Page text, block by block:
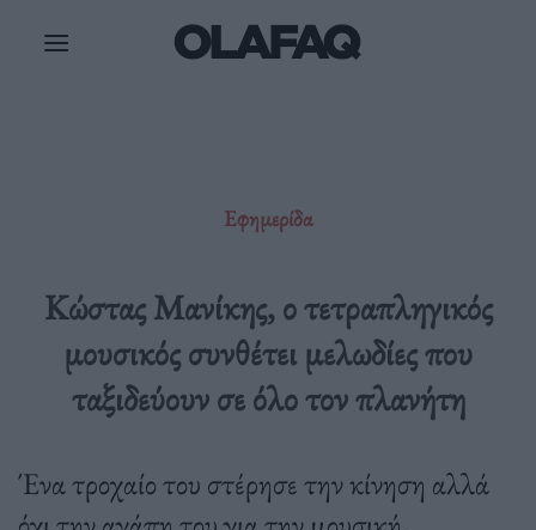
Εφημερίδα
Κώστας Μανίκης, ο τετραπληγικός
μουσικός συνθέτει μελωδίες που
ταξιδεύουν σε όλο τον πλανήτη
Ένα τροχαίο του στέρησε την κίνηση αλλά